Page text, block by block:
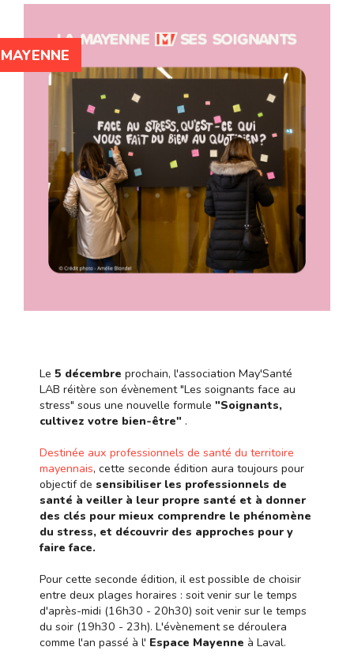
Le 5 décembre prochain, l'association May'Santé
LAB réitère son évènement "Les soignants face au
stress" sous une nouvelle formule "Soignants,
cultivez votre bien-être" .
Destinée aux professionnels de santé du territoire
mayennais, cette seconde édition aura toujours pour
objectif de sensibiliser les professionnels de
santé à veiller à leur propre santé et à donner
des clés pour mieux comprendre le phénomène
du stress, et découvrir des approches pour y
faire face.
Pour cette seconde édition, il est possible de choisir
entre deux plages horaires : soit venir sur le temps
d'après-midi (16h30 - 20h30) soit venir sur le temps
du soir (19h30 - 23h). L'évènement se déroulera
comme l'an passé à l' Espace Mayenne à Laval.